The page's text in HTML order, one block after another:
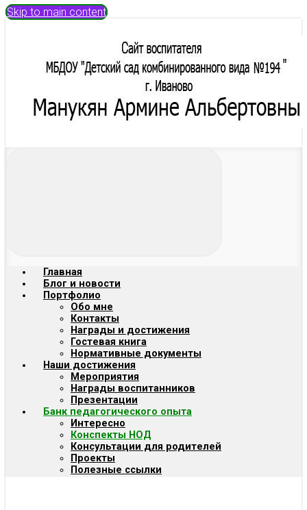
Skip to main content
Главная
Блог и новости
Портфолио
Обо мне
Контакты
Награды и достижения
Гостевая книга
Нормативные документы
Наши достижения
Мероприятия
Награды воспитанников
Презентации
Банк педагогического опыта
Интересно
Конспекты НОД
Консультации для родителей
Проекты
Полезные ссылки